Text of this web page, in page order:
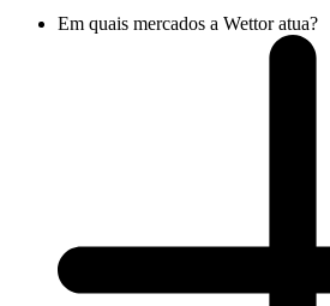
Em quais mercados a Wettor atua?